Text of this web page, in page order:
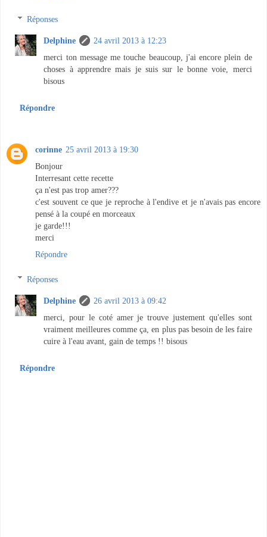
Réponses
Delphine
24 avril 2013 à 12:23
merci ton message me touche beaucoup, j'ai encore plein de
choses à apprendre mais je suis sur le bonne voie, merci
bisous
Répondre
corinne 25 avril 2013 à 19:30
Bonjour
Interresant cette recette
ça n'est pas trop amer???
c'est souvent ce que je reproche à l'endive et je n'avais pas encore
pensé à la coupé en morceaux
je garde!!!
merci
Répondre
Réponses
Delphine
26 avril 2013 à 09:42
merci, pour le coté amer je trouve justement qu'elles sont
vraiment meilleures comme ça, en plus pas besoin de les faire
cuire à l'eau avant, gain de temps !! bisous
Répondre